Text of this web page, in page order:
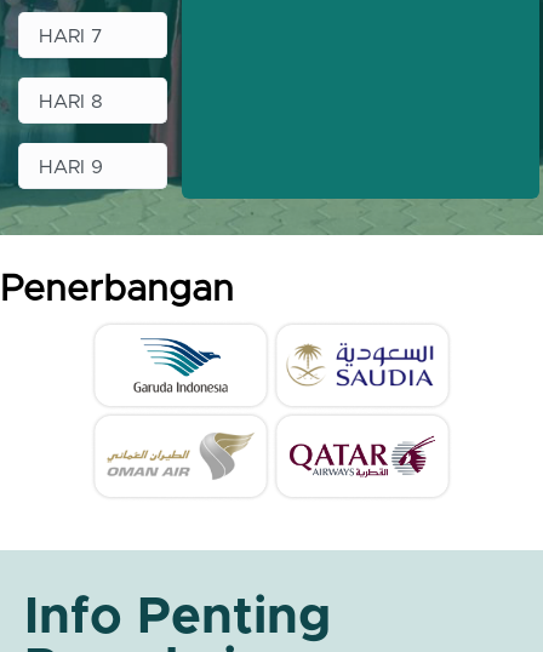
HARI 7
HARI 8
HARI 9
Penerbangan
Info Penting